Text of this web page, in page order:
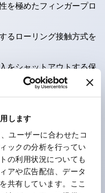
します
ユーザーに合わせたコ
ックの分析を行ってい
の利用状況についても
アや広告配信、データ
共有しています。ここ
を極めたフィンガープロ
るローリング接触方式を
をシャットアウトする保
ボタンスイッチは
イッチと表示灯の3つ
する各種電圧を完備。
LSRD球）。これまで色
1色のLED球で各色を表